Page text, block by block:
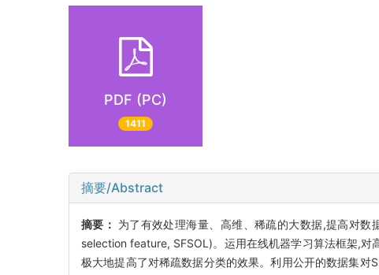
PDF (PC)
1411
摘要/Abstract
摘要： 为了有效处理海量、高维、稀疏的大数据,提高对数
selection feature, SFSOL)。运用在线机器学习算法框架,对
极大地提高了对稀疏数据分类的效果。利用公开的数据集